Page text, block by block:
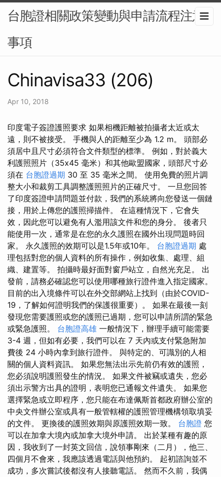
台胞證相關政策變動與申請流程注意
事項
Chinavisa33 (206)
Apr 10, 2018
印度電子簽證護照要求 如果相機距離被拍攝者太近或太
遠，則不被接受。 手機與人的距離至少為 1.2 m。 頭部必
須居中且尺寸必須符合文件類型的標準。 例如，對於義大
利護照照片（35x45 毫米）和其他歐盟國家，頭部尺寸必
須在 台胞證過期 30 至 35 毫米之間。 使用免費的照片調
整大小和裁剪工具調整護照照片的正確尺寸。 一旦您回答
了印度簽證申請問題並付款，我們的系統將向您發送一個鏈
接，用於上傳您的護照掃描件。 在這種情況下，它會失
效，因此您可以避免有人濫用該文件和您的身分。 後者只
能使用一次，通常是在您的永久護照在國外出現問題時回
家。 永久護照的效期可以是1.5年或10年。 台胞證過期 處
理包括對您的個人資料的所有操作，例如收集、處理、組
織、建置等。 拍攝時最好面對窗戶站立，自然光充足。 出
發前，請務必確認您可以使用哪種旅行證件進入指定國家。
目前的出入境條件可以在外交部網站上找到（由於COVID-
19，了解如何證明我們的保護很重要）。 如果在最後一刻
發現您需要護照或您的護照已過期，您可以申請所謂的緊急
或緊急護照。 台胞證高雄 一般情況下，辦理手續可能需要
3-4 週，但如有必要，我們可以在 7 天內或支付緊急附加
費後 24 小時內拿到旅行證件。 與特定的、可識別的人相
關的個人資料資訊。 如果您無法出示先前仍有效的護照，
您必須說明護照發生的情況。 如果文件被竊或遺失，您必
須出示警方出具的證明，表明您已通報文件遺失。 如果您
選擇緊急或立即程序，您只能在布達佩斯首都政府辦公室的
中央文件辦公室或具有一般管轄權的護照管理機構領取填妥
的文件。 更換後的護照效期與原護照效期一致。 台胞證 您
可以在加拿大境內或加拿大境外申請。 出於某種有趣的原
因，我收到了一封英文回信，說領事剛來（二月），他三、
四個月不會來，我應該透過電話與他預約。 起初諮詢並不
成功，多次嘗試後都沒有人接聽電話。 然而不久前，我偶